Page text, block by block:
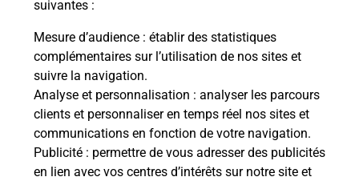
suivantes :
Mesure d’audience : établir des statistiques
complémentaires sur l’utilisation de nos sites et
suivre la navigation.
Analyse et personnalisation : analyser les parcours
clients et personnaliser en temps réel nos sites et
communications en fonction de votre navigation.
Publicité : permettre de vous adresser des publicités
en lien avec vos centres d’intérêts sur notre site et
Prochaine collecte du courrierlundià 08h30
22 Avenue Beausejour
33570 Puisseguin
Itinéraire
Le lien s'ouvre dans un nouvel onglet